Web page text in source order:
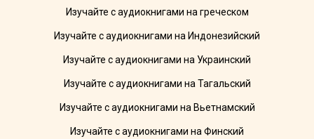
Изучайте с аудиокнигами на греческом
Изучайте с аудиокнигами на Индонезийский
Изучайте с аудиокнигами на Украинский
Изучайте с аудиокнигами на Тагальский
Изучайте с аудиокнигами на Вьетнамский
Изучайте с аудиокнигами на Финский